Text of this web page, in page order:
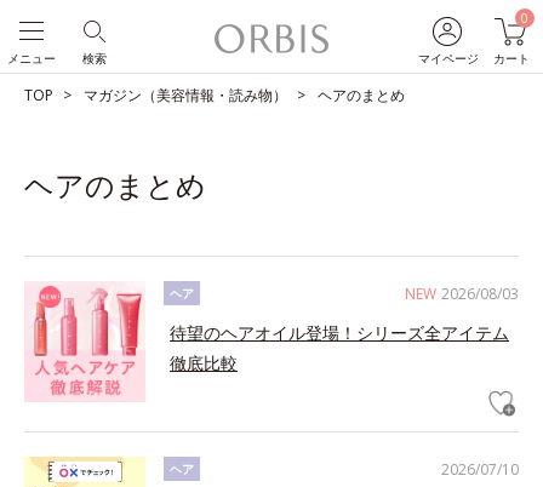
マイページ
0
カート
検索
メニュー
TOP マガジン（美容情報・読み物） ヘアのまとめ
ヘアのまとめ
NEW 2026/08/03
ヘア
待望のヘアオイル登場！シリーズ全アイテム
徹底比較
2026/07/10
ヘア